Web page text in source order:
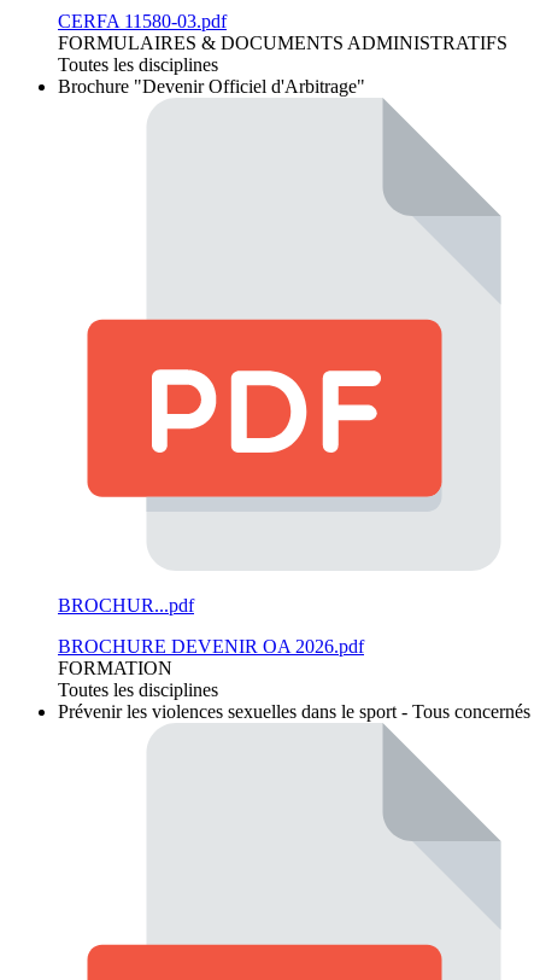
CERFA 11580-03.pdf
FORMULAIRES & DOCUMENTS ADMINISTRATIFS
Toutes les disciplines
Brochure "Devenir Officiel d'Arbitrage"
BROCHUR...pdf
BROCHURE DEVENIR OA 2026.pdf
FORMATION
Toutes les disciplines
Prévenir les violences sexuelles dans le sport - Tous concernés